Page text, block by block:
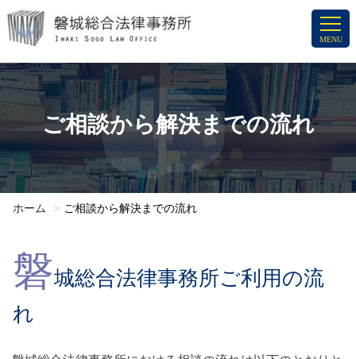
ン
ン
ツ
キ
ッ
プ
MENU
ご相談から解決までの流れ
ホーム ご相談から解決までの流れ
磐城総合法律事務所ご利用の流
れ